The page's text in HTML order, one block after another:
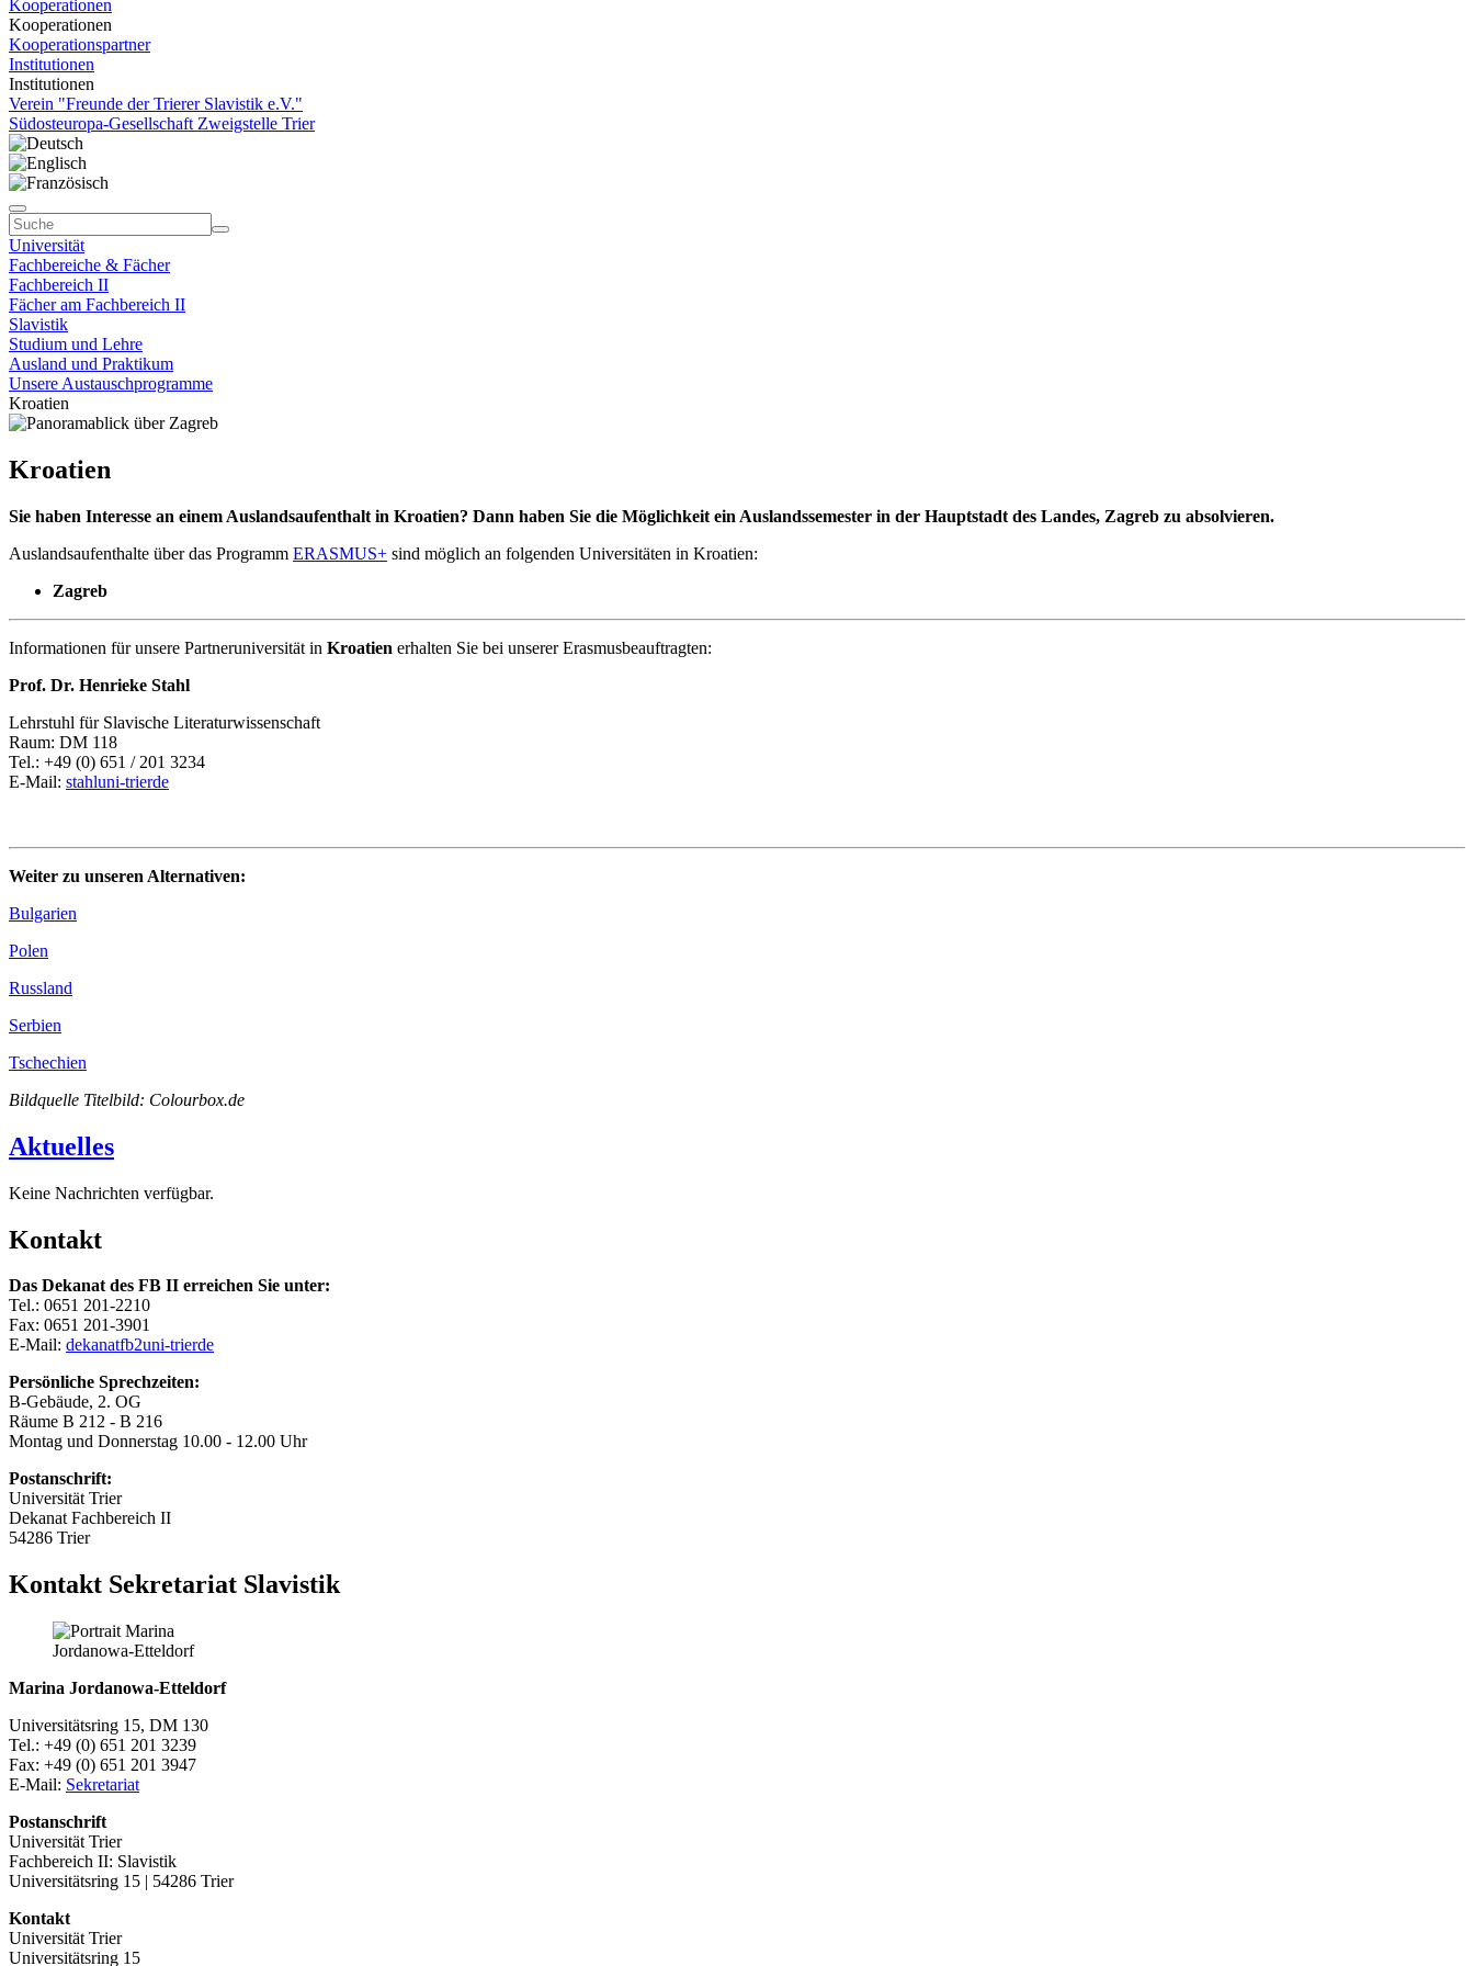
Kooperationen
Kooperationen
Kooperationspartner
Institutionen
Institutionen
Verein "Freunde der Trierer Slavistik e.V."
Südosteuropa-Gesellschaft Zweigstelle Trier
Universität
Fachbereiche & Fächer
Fachbereich II
Fächer am Fachbereich II
Slavistik
Studium und Lehre
Ausland und Praktikum
Unsere Austauschprogramme
Kroatien
Kroatien
Sie haben Interesse an einem Auslandsaufenthalt in Kroatien? Dann haben Sie die Möglichkeit ein Auslandssemester in der Hauptstadt des Landes, Zagreb zu absolvieren.
Auslandsaufenthalte über das Programm ERASMUS+ sind möglich an folgenden Universitäten in Kroatien:
Zagreb
Informationen für unsere Partneruniversität in Kroatien erhalten Sie bei unserer Erasmusbeauftragten:
Prof. Dr. Henrieke Stahl
Lehrstuhl für Slavische Literaturwissenschaft
Raum: DM 118
Tel.: +49 (0) 651 / 201 3234
E-Mail: stahluni-trierde
Weiter zu unseren Alternativen:
Bulgarien
Polen
Russland
Serbien
Tschechien
Bildquelle Titelbild: Colourbox.de
Aktuelles
Keine Nachrichten verfügbar.
Kontakt
Das Dekanat des FB II erreichen Sie unter:
Tel.: 0651 201-2210
Fax: 0651 201-3901
E-Mail: dekanatfb2uni-trierde
Persönliche Sprechzeiten:
B-Gebäude, 2. OG
Räume B 212 - B 216
Montag und Donnerstag 10.00 - 12.00 Uhr
Postanschrift:
Universität Trier
Dekanat Fachbereich II
54286 Trier
Kontakt Sekretariat Slavistik
Marina Jordanowa-Etteldorf
Universitätsring 15, DM 130
Tel.: +49 (0) 651 201 3239
Fax: +49 (0) 651 201 3947
E-Mail: Sekretariat
Postanschrift
Universität Trier
Fachbereich II: Slavistik
Universitätsring 15 | 54286 Trier
Kontakt
Universität Trier
Universitätsring 15